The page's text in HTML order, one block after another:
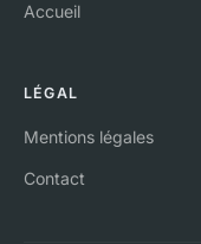
Accueil
LÉGAL
Mentions légales
Contact